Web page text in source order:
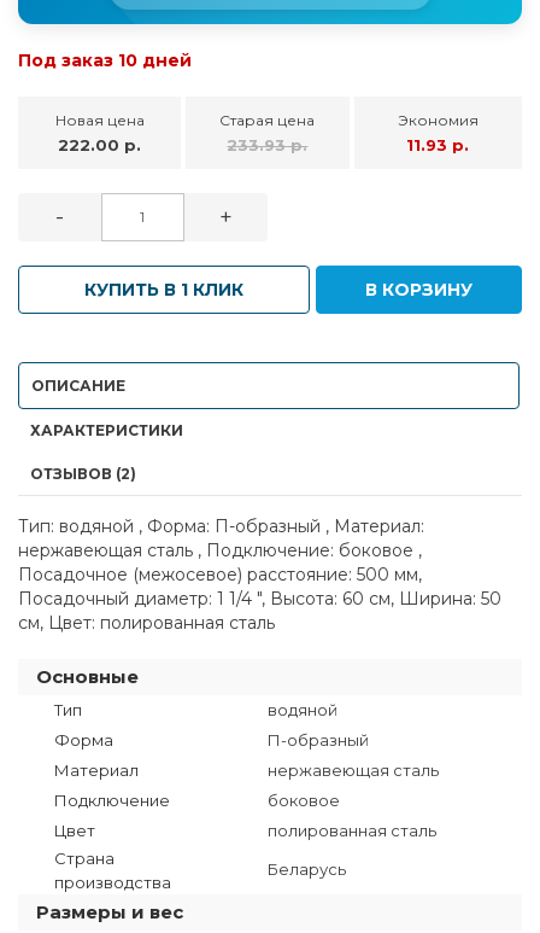
Под заказ 10 дней
Новая цена
222.00 р.
Старая цена
233.93 р.
Экономия
11.93 р.
- +
КУПИТЬ В 1 КЛИК В КОРЗИНУ
ОПИСАНИЕ
ХАРАКТЕРИСТИКИ
ОТЗЫВОВ (2)
Тип: водяной , Форма: П-образный , Материал:
нержавеющая сталь , Подключение: боковое ,
Посадочное (межосевое) расстояние: 500 мм,
Посадочный диаметр: 1 1/4 ", Высота: 60 см, Ширина: 50
см, Цвет: полированная сталь
Основные
Тип
водяной
Форма
П-образный
Материал
нержавеющая сталь
Подключение
боковое
Цвет
полированная сталь
Страна
производства
Беларусь
Размеры и вес